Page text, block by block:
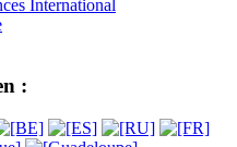
International
: